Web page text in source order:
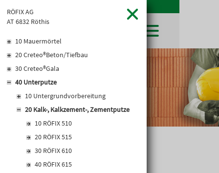
SHOP
LEIBWÄCHTER
MERKLISTE
WARENKORB
BAUSTOFFE
HOCHBAU
TIEFBAU
TROCKENBAU
FACHMARKT
LEISTUNGSERKLÄRUNGEN
BAUSTOFFKATALOGE
NATURSTEIN
UNTERNEHMEN
FIRMENGESCHICHTE
STANDORTE
DOWNLOADS
LEITBILD
KARRIERE
KARRIERE UND WEITERBILDUNG
OFFENE STELLEN
AKTUELLES
KATALOGE
PREISANPASSUNGEN
GEWERBEZONE
Baustoffkataloge
RÖFIX AG
AT 6832 Röthis
10 Mauermörtel
20 Creteo®Beton/Tiefbau
30 Creteo®Gala
40 Unterputze
10 Untergrundvorbereitung
20 Kalk-, Kalkzement-, Zementputze
10 RÖFIX 510
20 RÖFIX 515
30 RÖFIX 610
40 RÖFIX 615
RÖFIX 660